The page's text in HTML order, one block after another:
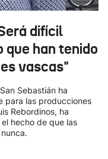
difícil
han tenido
vascas"
Sebastián ha
para las producciones
Rebordinos, ha
hecho de que las